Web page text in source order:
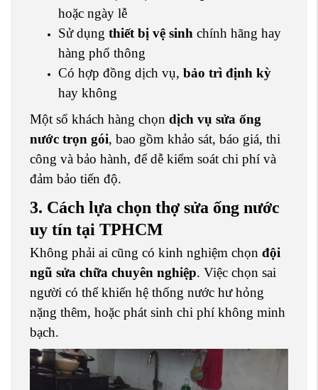
hoặc ngày lễ
Sử dụng thiết bị vệ sinh chính hãng hay
hàng phổ thông
Có hợp đồng dịch vụ, bảo trì định kỳ
hay không
Một số khách hàng chọn dịch vụ sửa ống
nước trọn gói, bao gồm khảo sát, báo giá, thi
công và bảo hành, để dễ kiểm soát chi phí và
đảm bảo tiến độ.
3. Cách lựa chọn thợ sửa ống nước
uy tín tại TPHCM
Không phải ai cũng có kinh nghiệm chọn đội
ngũ sửa chữa chuyên nghiệp. Việc chọn sai
người có thể khiến hệ thống nước hư hỏng
nặng thêm, hoặc phát sinh chi phí không minh
bạch.